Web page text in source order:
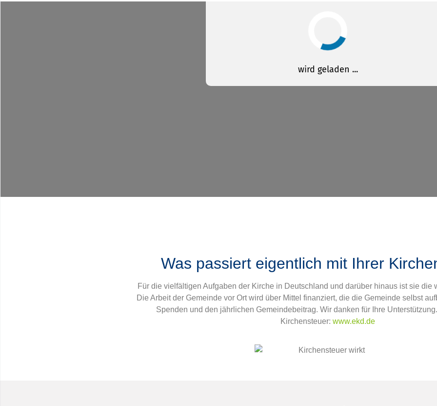
Was passiert eigentlich mit Ihrer
Für die vielfältigen Aufgaben der Kirche in Deutschland und darüber hinaus ist sie die
Die Arbeit der Gemeinde vor Ort wird über Mittel finanziert, die die Gemeinde selbst
Spenden und den jährlichen Gemeindebeitrag. Wir danken für Ihre
Kirchensteuer: www.ekd.de